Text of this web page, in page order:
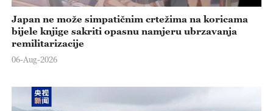
Japan ne može simpatičnim crtežima na koricama
bijele knjige sakriti opasnu namjeru ubrzavanja
remilitarizacije
06-Aug-2026